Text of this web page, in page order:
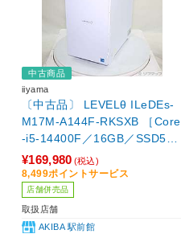
中古商品
iiyama
〔中古品〕 LEVELθ ILeDEs-
M17M-A144F-RKSXB ［Core
-i5-14400F／16GB／SSD512
GB／GeForce RTX 5060(8G
B)／Windows11 Home］
¥169,980 (税込)
8,499ポイントサービス
店舗併売品
取扱店舗
AKIBA 駅前館